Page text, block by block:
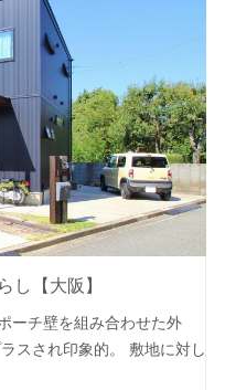
し【大阪】
ーチ壁を組み合わせた外
スされ印象的。 敷地に対し